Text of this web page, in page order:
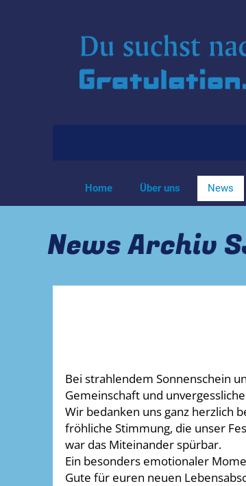
Home Über uns News
News Archiv
Bei strahlendem Sonnenschein
Gemeinschaft und
Wir bedanken uns ganz herzlich
fröhliche Stimmung, die unser
war das Miteinander spürbar.
Ein besonders emotionaler
Gute für euren neuen